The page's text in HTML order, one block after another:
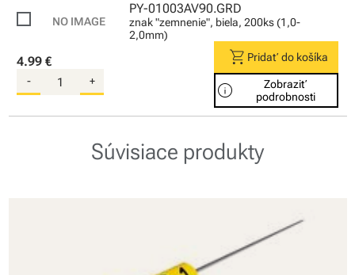
PY-01003AV90.GRD
znak "zemnenie", biela, 200ks (1,0-
2,0mm)
4.99 €
- +
shopping_cart Pridať do košíka
info
Zobraziť
podrobnosti
Súvisiace produkty